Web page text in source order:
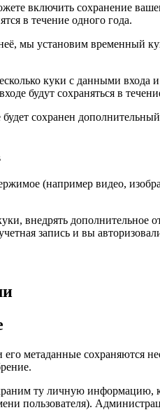
включить сохранение
в течение одного года.
неё, мы установим
куки с данными входа
будут сохраняться в
сохранен
(например видео,
внедрять
запись и вы
метаданные сохраняются
ту личную информацию,
пользователя).